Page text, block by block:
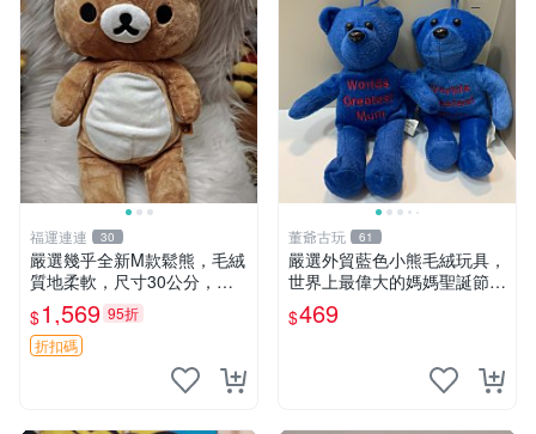
福運連連 30
嚴選幾乎全新M款鬆熊，毛絨
質地柔軟，尺寸30公分，做
工精緻可愛，適合收藏或贈送
親友。中古使用痕跡，手感依
然優良。 鬆熊 嬰熊 毛玩偶
$1,569 95折
折扣碼
董爺古玩 61
嚴選外貿藍色小熊毛絨玩具，
世界上最偉大的媽媽聖誕節推
薦禮物 五角星 兒童玩具 母親
節
$469